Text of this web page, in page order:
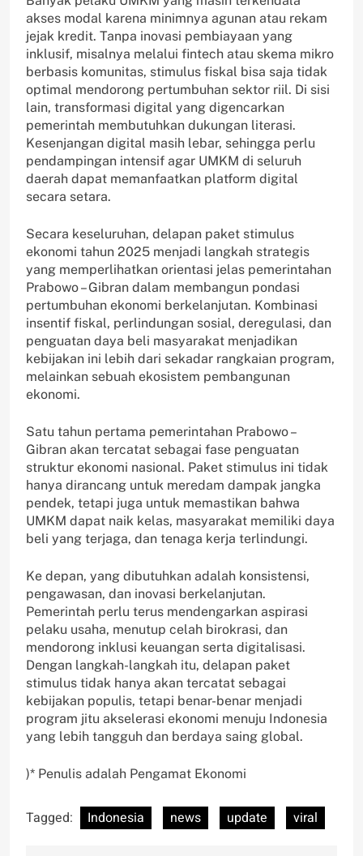
akses modal karena minimnya agunan atau rekam
jejak kredit. Tanpa inovasi pembiayaan yang
inklusif, misalnya melalui fintech atau skema mikro
berbasis komunitas, stimulus fiskal bisa saja tidak
optimal mendorong pertumbuhan sektor riil. Di sisi
lain, transformasi digital yang digencarkan
pemerintah membutuhkan dukungan literasi.
Kesenjangan digital masih lebar, sehingga perlu
pendampingan intensif agar UMKM di seluruh
daerah dapat memanfaatkan platform digital
secara setara.
Secara keseluruhan, delapan paket stimulus
ekonomi tahun 2025 menjadi langkah strategis
yang memperlihatkan orientasi jelas pemerintahan
Prabowo – Gibran dalam membangun pondasi
pertumbuhan ekonomi berkelanjutan. Kombinasi
insentif fiskal, perlindungan sosial, deregulasi, dan
penguatan daya beli masyarakat menjadikan
kebijakan ini lebih dari sekadar rangkaian program,
melainkan sebuah ekosistem pembangunan
ekonomi.
Satu tahun pertama pemerintahan Prabowo –
Gibran akan tercatat sebagai fase penguatan
struktur ekonomi nasional. Paket stimulus ini tidak
hanya dirancang untuk meredam dampak jangka
pendek, tetapi juga untuk memastikan bahwa
UMKM dapat naik kelas, masyarakat memiliki daya
beli yang terjaga, dan tenaga kerja terlindungi.
Ke depan, yang dibutuhkan adalah konsistensi,
pengawasan, dan inovasi berkelanjutan.
Pemerintah perlu terus mendengarkan aspirasi
pelaku usaha, menutup celah birokrasi, dan
mendorong inklusi keuangan serta digitalisasi.
Dengan langkah-langkah itu, delapan paket
stimulus tidak hanya akan tercatat sebagai
kebijakan populis, tetapi benar-benar menjadi
program jitu akselerasi ekonomi menuju Indonesia
yang lebih tangguh dan berdaya saing global.
)* Penulis adalah Pengamat Ekonomi
Tagged: Indonesia news update viral